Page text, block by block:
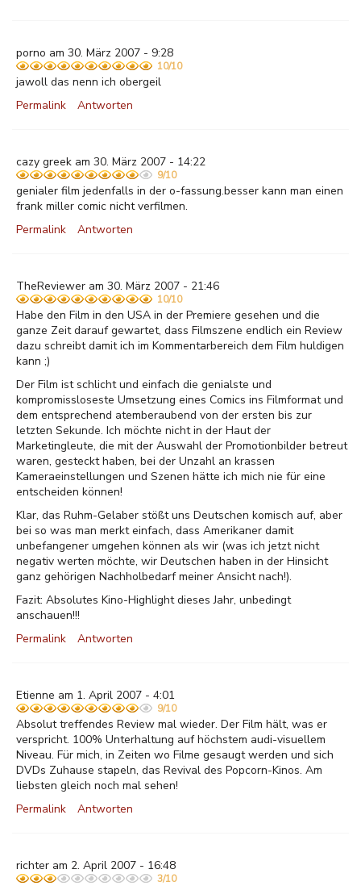
porno am 30. März 2007 - 9:28
10/10
jawoll das nenn ich obergeil
Permalink
Antworten
cazy greek am 30. März 2007 - 14:22
9/10
genialer film jedenfalls in der o-fassung.besser kann man einen
frank miller comic nicht verfilmen.
Permalink
Antworten
TheReviewer am 30. März 2007 - 21:46
10/10
Habe den Film in den USA in der Premiere gesehen und die
ganze Zeit darauf gewartet, dass Filmszene endlich ein Review
dazu schreibt damit ich im Kommentarbereich dem Film huldigen
kann ;)
Der Film ist schlicht und einfach die genialste und
kompromissloseste Umsetzung eines Comics ins Filmformat und
dem entsprechend atemberaubend von der ersten bis zur
letzten Sekunde. Ich möchte nicht in der Haut der
Marketingleute, die mit der Auswahl der Promotionbilder betreut
waren, gesteckt haben, bei der Unzahl an krassen
Kameraeinstellungen und Szenen hätte ich mich nie für eine
entscheiden können!
Klar, das Ruhm-Gelaber stößt uns Deutschen komisch auf, aber
bei so was man merkt einfach, dass Amerikaner damit
unbefangener umgehen können als wir (was ich jetzt nicht
negativ werten möchte, wir Deutschen haben in der Hinsicht
ganz gehörigen Nachholbedarf meiner Ansicht nach!).
Fazit: Absolutes Kino-Highlight dieses Jahr, unbedingt
anschauen!!!
Permalink
Antworten
Etienne am 1. April 2007 - 4:01
9/10
Absolut treffendes Review mal wieder. Der Film hält, was er
verspricht. 100% Unterhaltung auf höchstem audi-visuellem
Niveau. Für mich, in Zeiten wo Filme gesaugt werden und sich
DVDs Zuhause stapeln, das Revival des Popcorn-Kinos. Am
liebsten gleich noch mal sehen!
Permalink
Antworten
richter am 2. April 2007 - 16:48
3/10